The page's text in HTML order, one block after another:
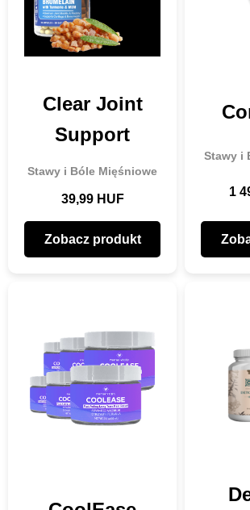
Clear Joint
Support
Stawy i Bóle Mięśniowe
39,99 HUF
Zobacz produkt
Stawy i
1